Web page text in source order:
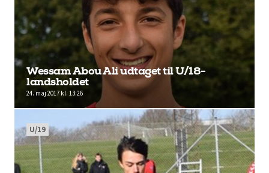
Wessam Abou Ali udtaget til U/18-
landsholdet
24. maj 2017 kl. 13:26
U/19